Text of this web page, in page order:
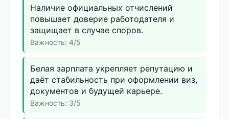
Наличие официальных отчислений
повышает доверие работодателя и
защищает в случае споров.
Важность: 4/5
Белая зарплата укрепляет репутацию и
даёт стабильность при оформлении виз,
документов и будущей карьере.
Важность: 3/5